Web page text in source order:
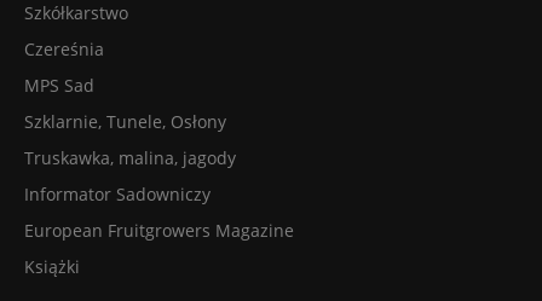
Szkółkarstwo
Czereśnia
MPS Sad
Szklarnie, Tunele, Osłony
Truskawka, malina, jagody
Informator Sadowniczy
European Fruitgrowers Magazine
Książki